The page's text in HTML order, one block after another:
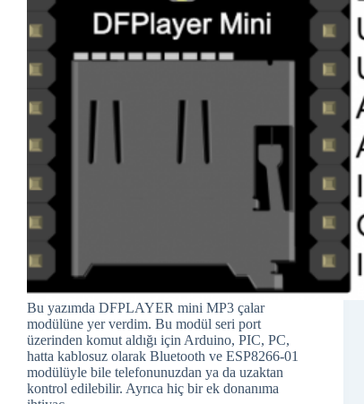
Bu yazımda DFPLAYER mini MP3 çalar
modülüne yer verdim. Bu modül seri port
üzerinden komut aldığı için Arduino, PIC, PC,
hatta kablosuz olarak Bluetooth ve ESP8266-01
modülüyle bile telefonunuzdan ya da uzaktan
kontrol edilebilir. Ayrıca hiç bir ek donanıma